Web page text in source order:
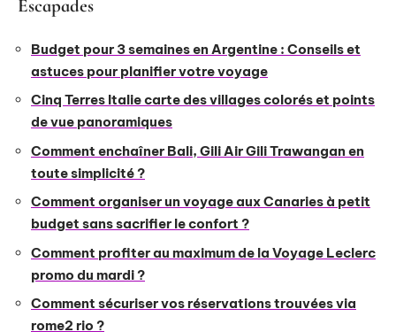
Escapades
Budget pour 3 semaines en Argentine : Conseils et
astuces pour planifier votre voyage
Cinq Terres Italie carte des villages colorés et points
de vue panoramiques
Comment enchaîner Bali, Gili Air Gili Trawangan en
toute simplicité ?
Comment organiser un voyage aux Canaries à petit
budget sans sacrifier le confort ?
Comment profiter au maximum de la Voyage Leclerc
promo du mardi ?
Comment sécuriser vos réservations trouvées via
rome2 rio ?